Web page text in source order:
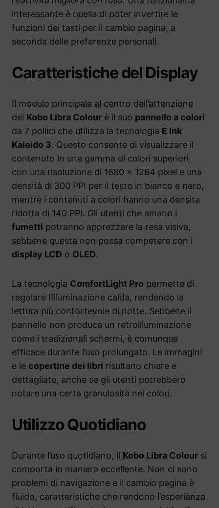
interessante è quella di poter invertire le
funzioni dei tasti per il cambio pagina, a
seconda delle preferenze personali.
Caratteristiche del Display
Il modulo principale al centro dell’attenzione
del Kobo Libra Colour è il suo pannello a colori
da 7 pollici che utilizza la tecnologia E Ink
Kaleido 3. Questo consente di visualizzare il
contenuto in una gamma di colori superiori,
con una risoluzione di 1680 x 1264 pixel e una
densità di 300 PPI per il testo in bianco e nero,
mentre i contenuti a colori hanno una densità
ridotta di 140 PPI. Gli utenti che amano i
fumetti potranno apprezzare la resa visiva,
sebbene questa non possa competere con i
display LCD o OLED.
La tecnologia ComfortLight Pro permette di
regolare l’illuminazione calda, rendendo la
lettura più confortevole di notte. Sebbene il
pannello non produca un retroilluminazione
come i tradizionali schermi, è comunque
efficace durante l’uso prolungato. Le immagini
e le copertine dei libri risultano chiare e
dettagliate, anche se gli utenti potrebbero
notare una certa granulosità nei colori.
Utilizzo Quotidiano
Durante l’uso quotidiano, il Kobo Libra Colour si
comporta in maniera eccellente. Non ci sono
problemi di navigazione e il cambio pagina è
fluido, caratteristiche che rendono l’esperienza